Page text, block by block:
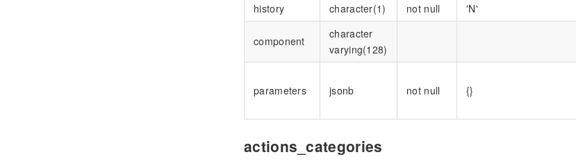
history character(1) not null 'N'
component
character
varying(128)
parameters jsonb not null {}
actions_categories